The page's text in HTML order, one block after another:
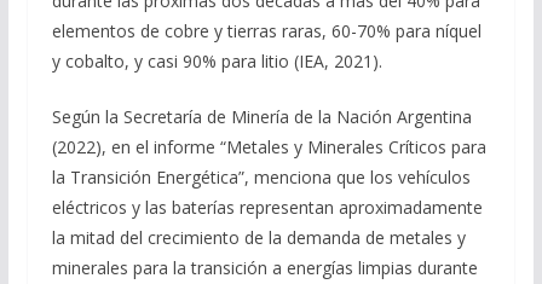
elementos de cobre y tierras raras, 60-70% para níquel
y cobalto, y casi 90% para litio (IEA, 2021).
Según la Secretaría de Minería de la Nación Argentina
(2022), en el informe “Metales y Minerales Críticos para
la Transición Energética”, menciona que los vehículos
eléctricos y las baterías representan aproximadamente
la mitad del crecimiento de la demanda de metales y
minerales para la transición a energías limpias durante